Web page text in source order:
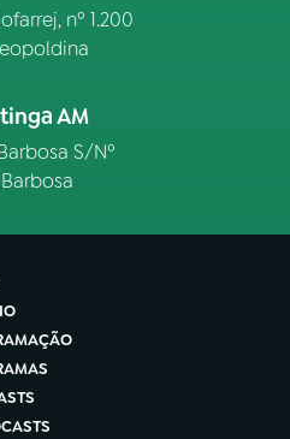
nº 1.200
AM
S/Nº